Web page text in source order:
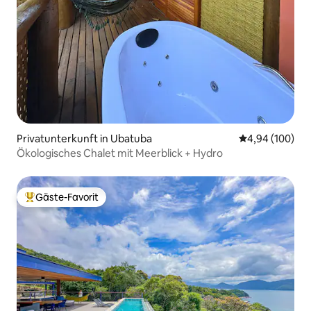
Privatunterkunft in Ubatuba
4,94 (100)
Ökologisches Chalet mit Meerblick + Hydro
Beliebter Gäste-Favorit.
Gäste-Favorit